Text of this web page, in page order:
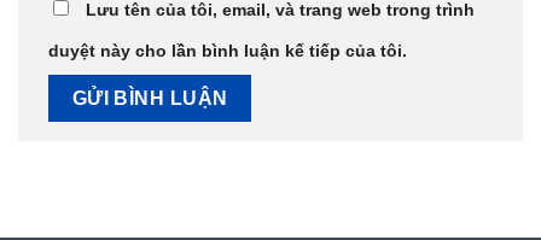
Lưu tên của tôi, email, và trang web trong trình
duyệt này cho lần bình luận kế tiếp của tôi.